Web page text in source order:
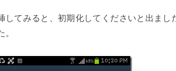
してみると、初期化してくださいと出ま
。